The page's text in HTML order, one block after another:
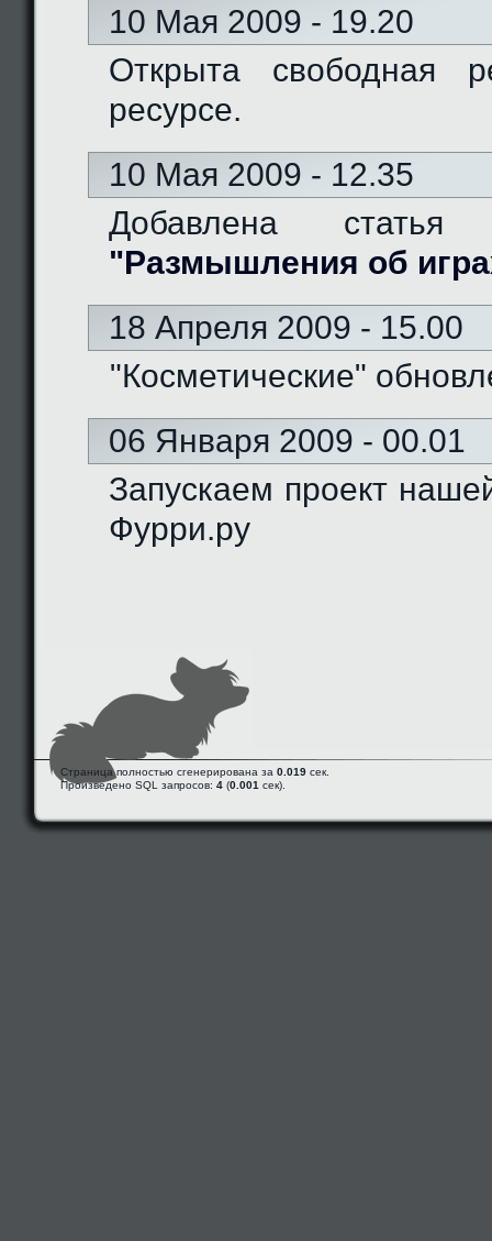
10 Мая 2009 - 19.20
Открыта свободная
ресурсе.
10 Мая 2009 - 12.35
Добавлена
"Размышления об
18 Апреля 2009 - 15.00
"Косметические"
06 Января 2009 - 00.01
Запускаем проект
Фурри.ру
Страница полностью сгенерирована за 0.019 сек.
Произведено SQL запросов: 4 (0.001 сек).